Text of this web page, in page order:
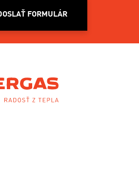
FORMULÁR